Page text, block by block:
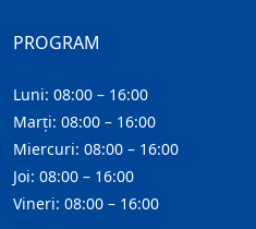
PROGRAM
Luni: 08:00 – 16:00
Marți: 08:00 – 16:00
Miercuri: 08:00 – 16:00
Joi: 08:00 – 16:00
Vineri: 08:00 – 16:00